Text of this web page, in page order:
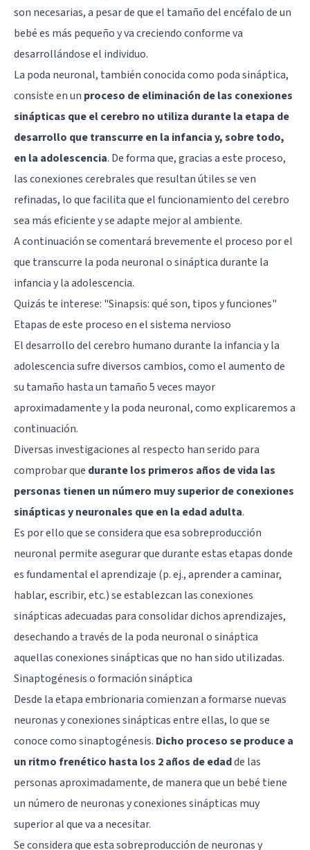
son necesarias, a pesar de que el tamaño del encéfalo de un
bebé es más pequeño y va creciendo conforme va
desarrollándose el individuo.
La poda neuronal, también conocida como poda sináptica,
consiste en un proceso de eliminación de las conexiones
sinápticas que el cerebro no utiliza durante la etapa de
desarrollo que transcurre en la infancia y, sobre todo,
en la adolescencia. De forma que, gracias a este proceso,
las conexiones cerebrales que resultan útiles se ven
refinadas, lo que facilita que el funcionamiento del cerebro
sea más eficiente y se adapte mejor al ambiente.
A continuación se comentará brevemente el proceso por el
que transcurre la poda neuronal o sináptica durante la
infancia y la adolescencia.
Quizás te interese: "Sinapsis: qué son, tipos y funciones"
Etapas de este proceso en el sistema nervioso
El desarrollo del cerebro humano durante la infancia y la
adolescencia sufre diversos cambios, como el aumento de
su tamaño hasta un tamaño 5 veces mayor
aproximadamente y la poda neuronal, como explicaremos a
continuación.
Diversas investigaciones al respecto han serido para
comprobar que durante los primeros años de vida las
personas tienen un número muy superior de conexiones
sinápticas y neuronales que en la edad adulta.
Es por ello que se considera que esa sobreproducción
neuronal permite asegurar que durante estas etapas donde
es fundamental el aprendizaje (p. ej., aprender a caminar,
hablar, escribir, etc.) se establezcan las conexiones
sinápticas adecuadas para consolidar dichos aprendizajes,
desechando a través de la poda neuronal o sináptica
aquellas conexiones sinápticas que no han sido utilizadas.
Sinaptogénesis o formación sináptica
Desde la etapa embrionaria comienzan a formarse nuevas
neuronas y conexiones sinápticas entre ellas, lo que se
conoce como sinaptogénesis. Dicho proceso se produce a
un ritmo frenético hasta los 2 años de edadde las
personas aproximadamente, de manera que un bebé tiene
un número de neuronas y conexiones sinápticas muy
superior al que va a necesitar.
Se considera que esta sobreproducción de neuronas y